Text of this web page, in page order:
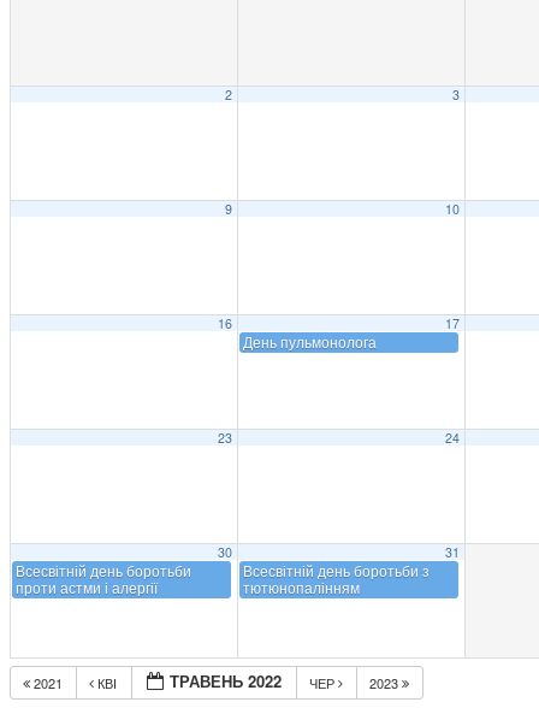
2 3
9 10
16 17
День пульмонолога
23 24
30
Всесвітній день боротьби
проти астми і алергії
31
Всесвітній день боротьби з
тютюнопалінням
2021 КВІ ТРАВЕНЬ 2022 ЧЕР 2023